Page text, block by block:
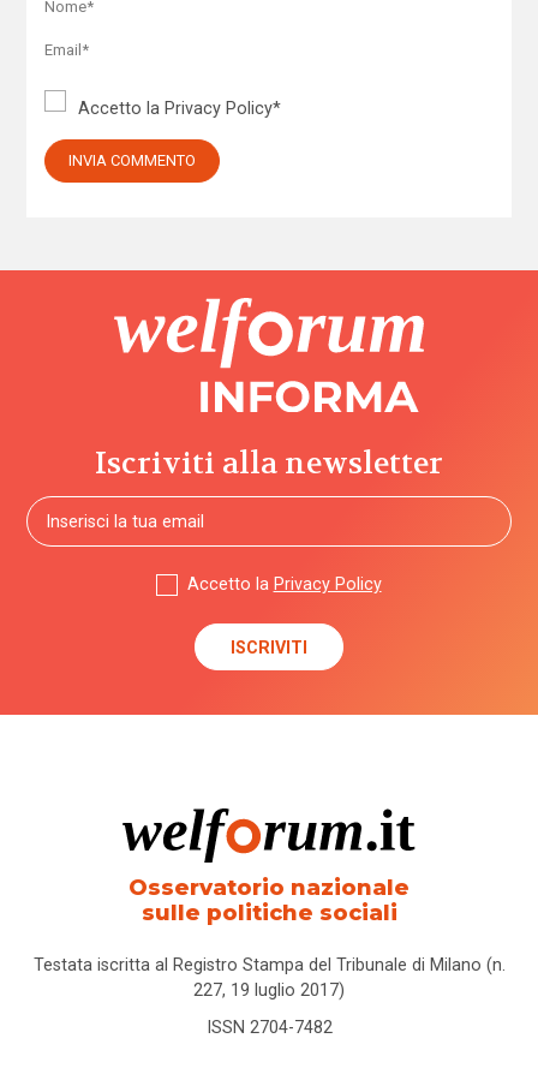
Accetto la Privacy Policy*
Iscriviti alla newsletter
Accetto la Privacy Policy
Osservatorio nazionale
sulle politiche sociali
Testata iscritta al Registro Stampa del Tribunale di Milano (n.
227, 19 luglio 2017)
ISSN 2704-7482